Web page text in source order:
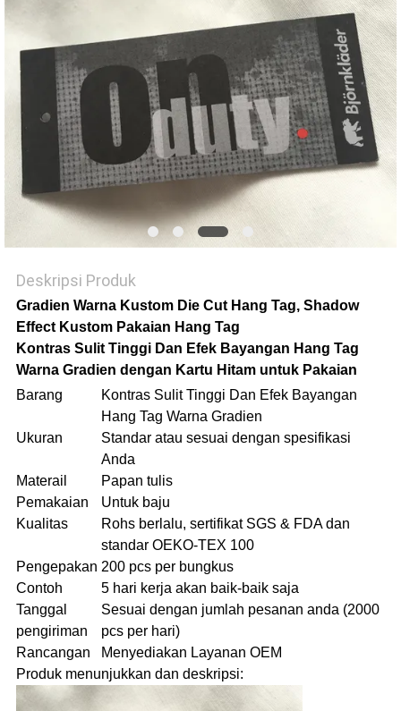
SITEMAP
KEBIJAKAN
PRIVASI
Deskripsi Produk
Gradien Warna Kustom Die Cut Hang Tag, Shadow
Effect Kustom Pakaian Hang Tag
Kontras Sulit Tinggi Dan Efek Bayangan Hang Tag
Warna Gradien dengan Kartu Hitam untuk Pakaian
Barang
Kontras Sulit Tinggi Dan Efek Bayangan
Hang Tag Warna Gradien
Ukuran
Standar atau sesuai dengan spesifikasi
Anda
Materail
Papan tulis
Pemakaian
Untuk baju
Kualitas
Rohs berlalu, sertifikat SGS & FDA dan
standar OEKO-TEX 100
Pengepakan 200 pcs per bungkus
Contoh
5 hari kerja akan baik-baik saja
Tanggal
pengiriman
Sesuai dengan jumlah pesanan anda (2000
pcs per hari)
Rancangan
Menyediakan Layanan OEM
Produk menunjukkan dan deskripsi: